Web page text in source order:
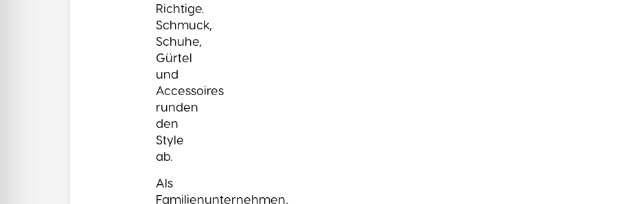
Richtige.
Schmuck,
Schuhe,
Gürtel
und
Accessoires
runden
den
Style
ab.
Als
Familienunternehmen,